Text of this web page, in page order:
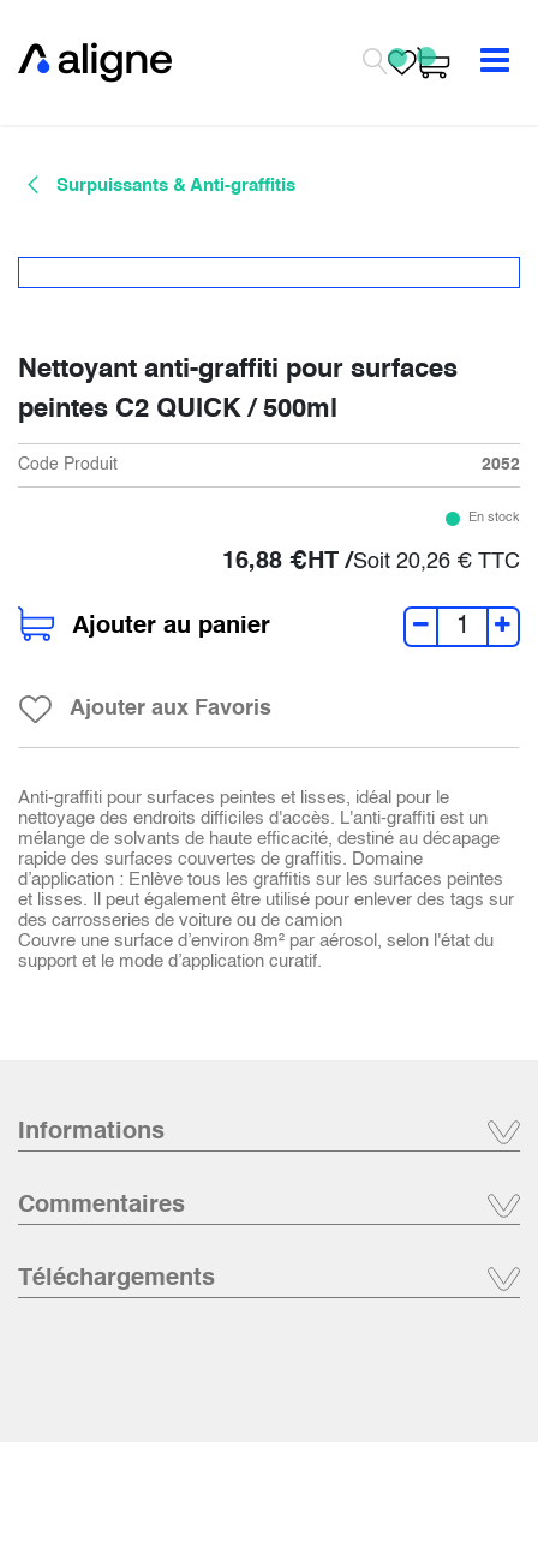
Surpuissants & Anti-graffitis
Nettoyant anti-graffiti pour surfaces
peintes C2 QUICK / 500ml
Code Produit 2052
En stock
16,88 €HT /Soit 20,26 € TTC
Ajouter au panier
Ajouter aux Favoris
Anti-graffiti pour surfaces peintes et lisses, idéal pour le
nettoyage des endroits difficiles d'accès. L'anti-graffiti est un
mélange de solvants de haute efficacité, destiné au décapage
rapide des surfaces couvertes de graffitis. Domaine
d’application : Enlève tous les graffitis sur les surfaces peintes
et lisses. Il peut également être utilisé pour enlever des tags sur
des carrosseries de voiture ou de camion
Couvre une surface d’environ 8m² par aérosol, selon l'état du
support et le mode d’application curatif.
Informations
Commentaires
Téléchargements